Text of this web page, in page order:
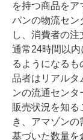
を持つ商品をア
パンの物流セン
し、消費者の注
通常24時間以内
るようになるも
品者はリアルタ
ンの流通センタ
販売状況を知る
き、アマゾンの
基づいた数量を